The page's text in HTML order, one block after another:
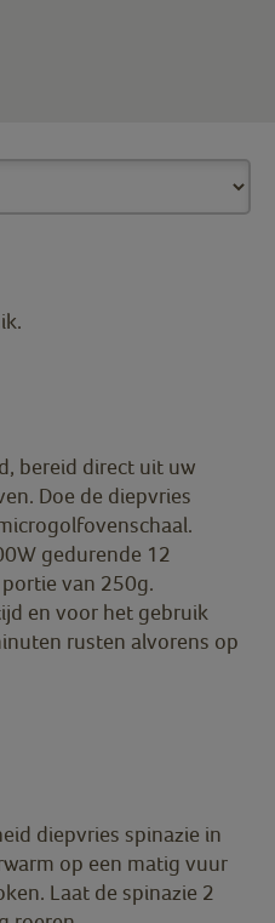
bereid direct uit uw
Doe de diepvries
gedurende 12
van 250g.
en voor het gebruik
rusten alvorens op
diepvries spinazie in
op een matig vuur
Laat de spinazie 2